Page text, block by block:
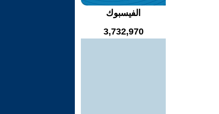
الفيسبوك
3,732,970